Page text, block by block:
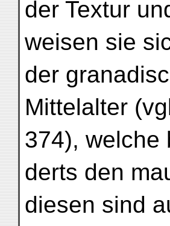
der Textur
weisen sie
der
Mittelalter
374), welche
derts den
diesen sind